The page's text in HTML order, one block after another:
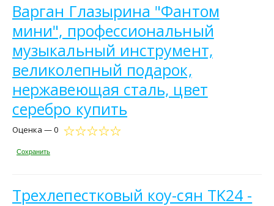
Варган Глазырина "Фантом
мини", профессиональный
музыкальный инструмент,
великолепный подарок,
нержавеющая сталь, цвет
серебро купить
Оценка — 0
Сохранить
Трехлепестковый коу-сян TK24 -